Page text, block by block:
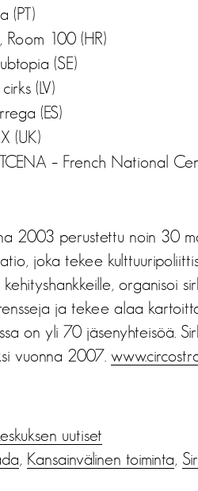
(PT)
, Room 100 (HR)
(SE)
(LV)
(ES)
(UK)
– French National
2003 perustettu noin 30
joka tekee
organisoi
ja tekee alaa
on yli 70 jäsenyhteisöä.
vuonna 2007.
uutiset
, Kansainvälinen toiminta,